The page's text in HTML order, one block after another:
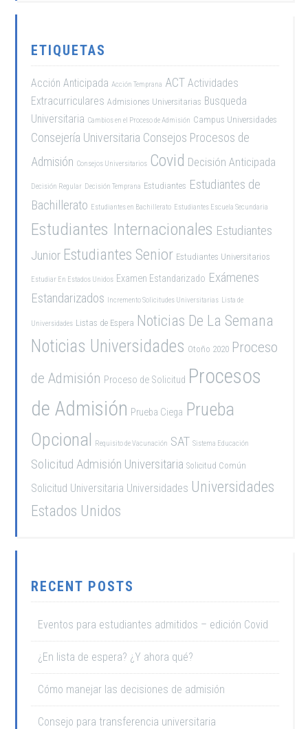
ETIQUETAS
Acción Anticipada Acción Temprana ACT Actividades
Extracurriculares Admisiones Universitarias Busqueda
Universitaria Cambios en el Proceso de Admisión Campus Universidades
Consejería Universitaria Consejos Procesos de
Admisión Consejos Universitarios Covid Decisión Anticipada
Decisión Regular Decisión Temprana Estudiantes Estudiantes de
Bachillerato Estudiantes en Bachillerato Estudiantes Escuela Secundaria
Estudiantes Internacionales Estudiantes
Junior Estudiantes Senior Estudiantes Universitarios
Estudiar En Estados Unidos Examen Estandarizado Exámenes
Estandarizados Incremento Solicitudes Universitarias Lista de
Universidades Listas de Espera Noticias De La Semana
Noticias Universidades Otoño 2020 Proceso
de Admisión Proceso de Solicitud Procesos
de Admisión Prueba Ciega Prueba
Opcional Requisito de Vacunación SAT Sistema Educación
Solicitud Admisión Universitaria Solicitud Común
Solicitud Universitaria Universidades Universidades
Estados Unidos
RECENT POSTS
Eventos para estudiantes admitidos – edición Covid
¿En lista de espera? ¿Y ahora qué?
Cómo manejar las decisiones de admisión
Consejo para transferencia universitaria